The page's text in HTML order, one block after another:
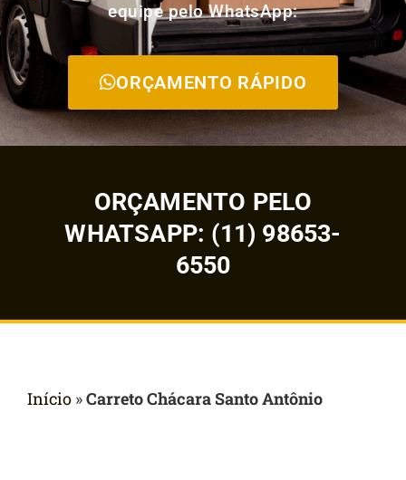
equipe pelo WhatsApp:
ORÇAMENTO RÁPIDO
ORÇAMENTO PELO
WHATSAPP: (11) 98653-
6550
Início »Carreto Chácara Santo Antônio